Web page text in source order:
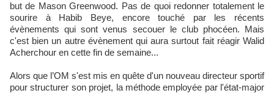
but de Mason Greenwood. Pas de quoi redonner totalement le
sourire à Habib Beye, encore touché par les récents
évènements qui sont venus secouer le club phocéen. Mais
c'est bien un autre évènement qui aura surtout fait réagir Walid
Acherchour en cette fin de semaine...
Alors que l’OM s'est mis en quête d'un nouveau directeur sportif
pour structurer son projet, la méthode employée par l'état-major